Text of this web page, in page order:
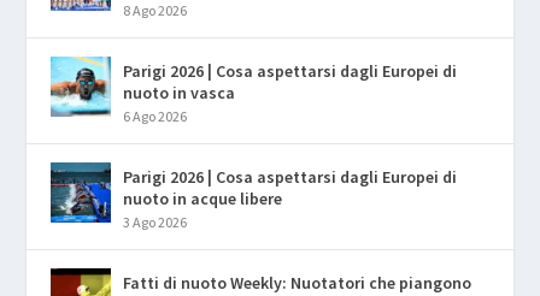
8 Ago 2026
Parigi 2026 | Cosa aspettarsi dagli Europei di
nuoto in vasca
6 Ago 2026
Parigi 2026 | Cosa aspettarsi dagli Europei di
nuoto in acque libere
3 Ago 2026
Fatti di nuoto Weekly: Nuotatori che piangono